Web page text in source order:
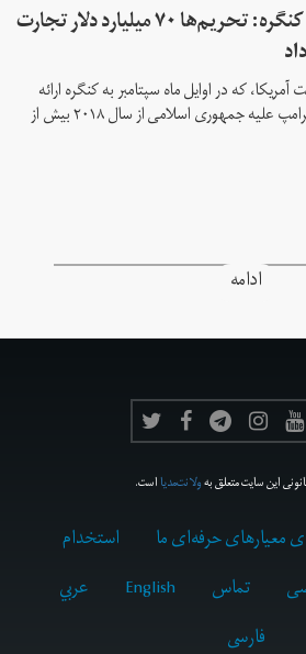
گزارش دولت آمریکا به کنگره: تحریم‌ها ۷۰ میلیارد دلار تجارت
که در اوایل ماه سپتامبر به کنگره ارائه
شد، تحریم‌های دولت دونالد ترامپ علیه جمهوری اسلامی از سال ۲۰۱۸ بیش از
ادامه
این سایت متعلق بهولانت‌مدیااست.
معیارهای حرفه‌ای ما
استخدام
تماس English
عربي
فارسى